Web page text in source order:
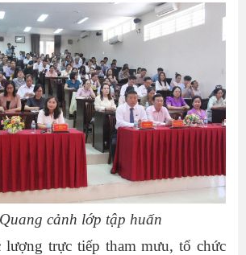
Quang cảnh lớp tập huấn
trực tiếp tham mưu, tổ chức